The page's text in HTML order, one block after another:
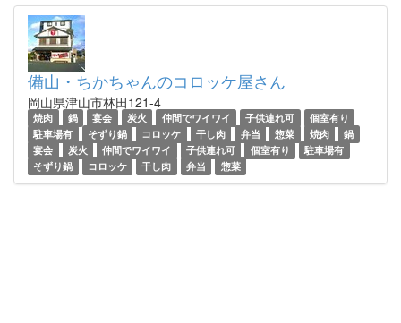
備山・ちかちゃんのコロッケ屋さん
岡山県津山市林田121-4
焼肉 鍋 宴会 炭火 仲間でワイワイ 子供連れ可
個室有り
駐車場有
そずり鍋 コロッケ 干し肉 弁当 惣菜 焼肉
鍋
宴会
炭火 仲間でワイワイ 子供連れ可 個室有り
駐車場有
そずり鍋
コロッケ 干し肉 弁当 惣菜